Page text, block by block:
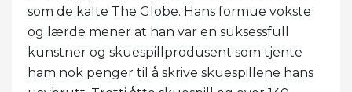
som de kalte The Globe. Hans formue vokste
og lærde mener at han var en suksessfull
kunstner og skuespillprodusent som tjente
ham nok penger til å skrive skuespillene hans